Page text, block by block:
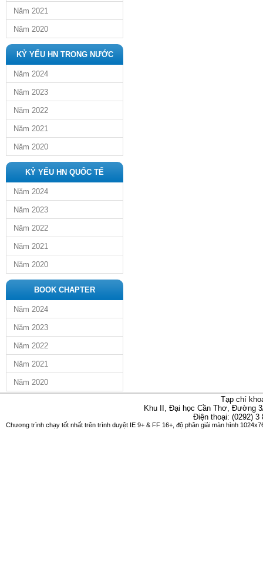
Năm 2021
Năm 2020
KỶ YẾU HN TRONG NƯỚC
Năm 2024
Năm 2023
Năm 2022
Năm 2021
Năm 2020
KỶ YẾU HN QUỐC TẾ
Năm 2024
Năm 2023
Năm 2022
Năm 2021
Năm 2020
BOOK CHAPTER
Năm 2024
Năm 2023
Năm 2022
Năm 2021
Năm 2020
Tạp chí
Khu II, Đại học Cần Thơ, Đường
Điện thoại: (0292)
Chương trình chạy tốt nhất trên trình duyệt IE 9+ & FF 16+, độ phân giải màn hình